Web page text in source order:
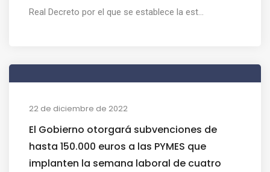
Real Decreto por el que se establece la est...
22 de diciembre de 2022
El Gobierno otorgará subvenciones de
hasta 150.000 euros a las PYMES que
implanten la semana laboral de cuatro